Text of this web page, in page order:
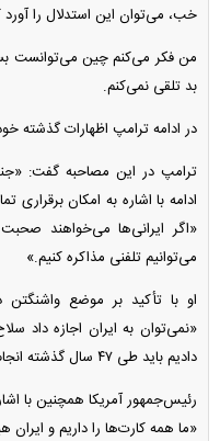
خب، می‌توان این استدلال را
من فکر می‌کنم چین می‌توانست
بد تلقی نمی‌کنم.
در ادامه ترامپ اظهارات گذشته
ترامپ در این مصاحبه گفت:
ادامه با اشاره به امکان
«اگر ایرانی‌ها می‌خواهند
می‌توانیم تلفنی مذاکره کنیم.»
او با تأکید بر موضع
«نمی‌توان به ایران اجازه داد
دادیم باید طی ۴۷ سال گذشته انجام می‌شد.»
رئیس‌جمهور آمریکا همچنین با
«ما همه کارت‌ها را داریم و ایران